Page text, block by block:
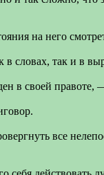
на него
в словах, так и в
в своей
все